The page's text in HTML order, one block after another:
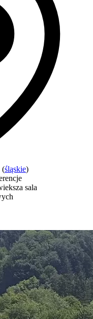
(śląskie)
sala